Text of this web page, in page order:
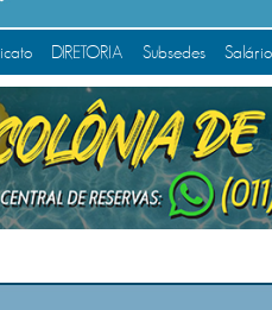
DIRETORIA Subsedes